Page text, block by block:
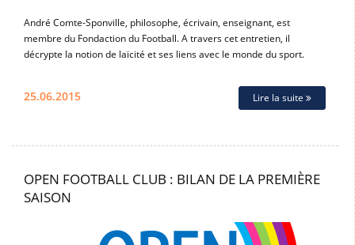
André Comte-Sponville, philosophe, écrivain, enseignant, est
membre du Fondaction du Football. A travers cet entretien, il
décrypte la notion de laïcité et ses liens avec le monde du sport.
25.06.2015 Lire la suite
OPEN FOOTBALL CLUB : BILAN DE LA PREMIÈRE
SAISON